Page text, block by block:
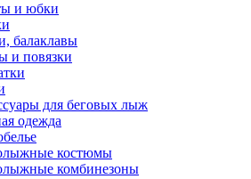
и юбки
балаклавы
и повязки
для беговых лыж
одежда
костюмы
комбинезоны